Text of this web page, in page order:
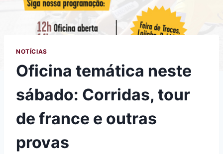
NOTÍCIAS
Oficina temática neste
sábado: Corridas, tour
de france e outras
provas